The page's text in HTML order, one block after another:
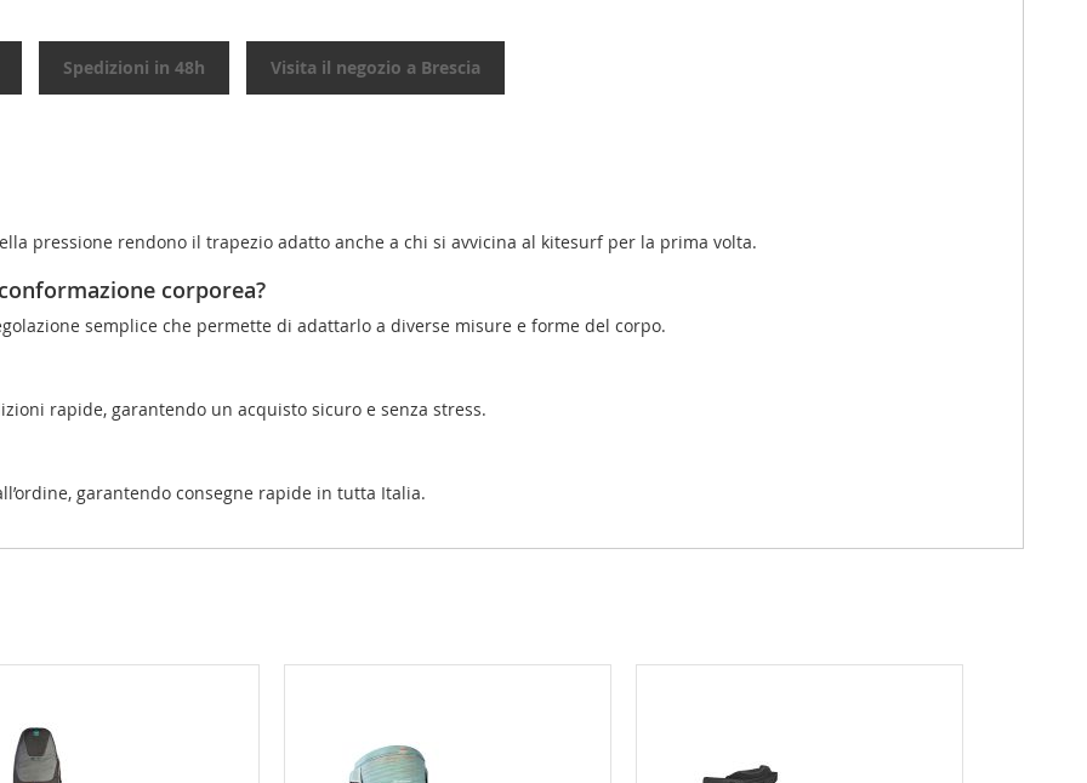
Spedizioni in 48h Visita il negozio a Brescia
pressione rendono il trapezio adatto anche a chi si avvicina al kitesurf per la prima volta.
corporea?
semplice che permette di adattarlo a diverse misure e forme del corpo.
rapide, garantendo un acquisto sicuro e senza stress.
garantendo consegne rapide in tutta Italia.